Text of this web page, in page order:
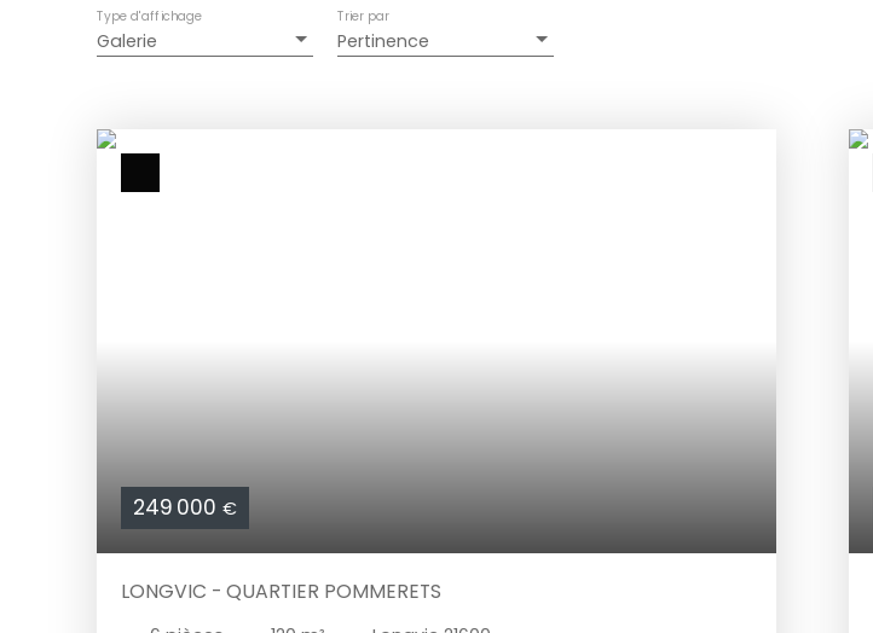
Galerie
Type d'affichage
Pertinence
Trier par
249 000 €
LONGVIC - QUARTIER POMMERETS